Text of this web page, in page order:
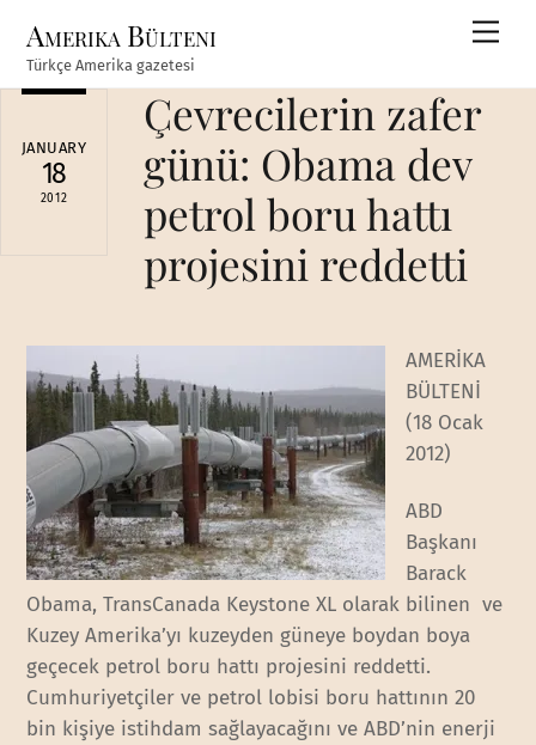
content
Amerika Bülteni
Türkçe Amerika gazetesi
JANUARY
18
2012
Çevrecilerin zafer
günü: Obama dev
petrol boru hattı
projesini reddetti
AMERİKA
BÜLTENİ
(18 Ocak
2012)
ABD
Başkanı
Barack
Obama, TransCanada Keystone XL olarak bilinen ve
Kuzey Amerika’yı kuzeyden güneye boydan boya
geçecek petrol boru hattı projesini reddetti.
Cumhuriyetçiler ve petrol lobisi boru hattının 20
bin kişiye istihdam sağlayacağını ve ABD’nin enerji